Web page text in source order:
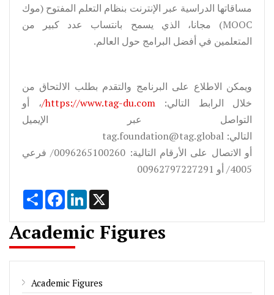
مساقاتها الدراسية عبر الإنترنت بنظام التعلم المفتوح (موك
MOOC) مجانا، الذي يسمح بانتساب عدد كبير من
المتعلمين في أفضل البرامج حول العالم.
ويمكن الاطلاع على البرنامج والتقدم بطلب الالتحاق من
خلال الرابط التالي:https://www.tag-du.com/ ، أو
التواصل عبر الإيميل
التالي: tag.foundation@tag.global
أو الاتصال على الأرقام التالية: 0096265100260/ فرعي
4005/ أو 00962797227291
Share FacebookLinkedIn
Academic Figures
Academic Figures